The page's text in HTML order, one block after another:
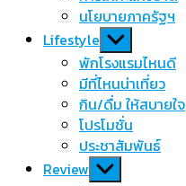
นโยบายภาครัฐฯ
Lifestyle Show
sub
menu
พักโรงแรมไหนดี
มีที่ไหนน่าเที่ยว
กิน/ดื่ม ให้สบายใจ
โปรโมชั่น
ประชาสัมพันธ์
Review Show